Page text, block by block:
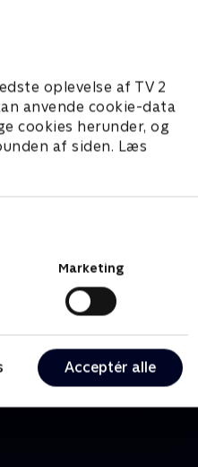
oplevelse af TV 2
anvende cookie-data
cookies herunder, og
af siden. Læs
Marketing
Acceptér alle
20. september
Made in Finland
• 1 sæsoner